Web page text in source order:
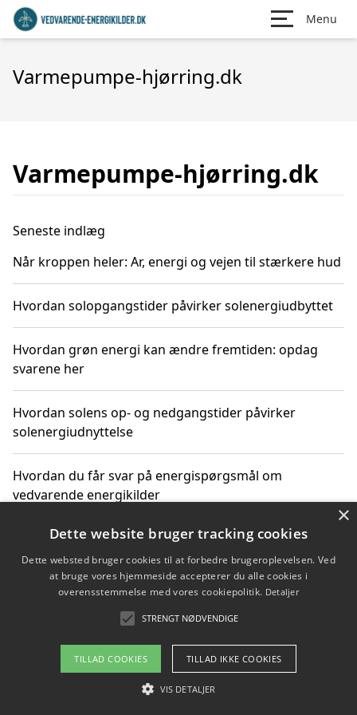
Menu
Varmepumpe-hjørring.dk
Varmepumpe-hjørring.dk
Seneste indlæg
Når kroppen heler: Ar, energi og vejen til stærkere hud
Hvordan solopgangstider påvirker solenergiudbyttet
Hvordan grøn energi kan ændre fremtiden: opdag
svarene her
Hvordan solens op- og nedgangstider påvirker
solenergiudnyttelse
Hvordan du får svar på energispørgsmål om
vedvarende energikilder
Copyright 2026 - Pilanto Aps
Om / kontakt
Blog Betingelser
×
Dette website bruger tracking cookies
Dette websted bruger cookies til at forbedre brugeroplevelsen. Ved
at bruge vores hjemmeside accepterer du alle cookies i
overensstemmelse med vores cookiepolitik. Detaljer
STRENGT NØDVENDIGE
TILLAD COOKIES TILLAD IKKE COOKIES
VIS DETALJER